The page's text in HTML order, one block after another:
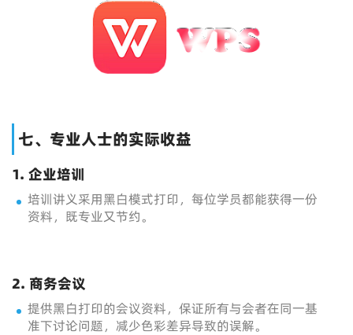
七、专业人士的实际收益
1. 企业培训
培训讲义采用黑白模式打印，每位学员都能获得一份
资料，既专业又节约。
2. 商务会议
提供黑白打印的会议资料，保证所有与会者在同一基
准下讨论问题，减少色彩差异导致的误解。